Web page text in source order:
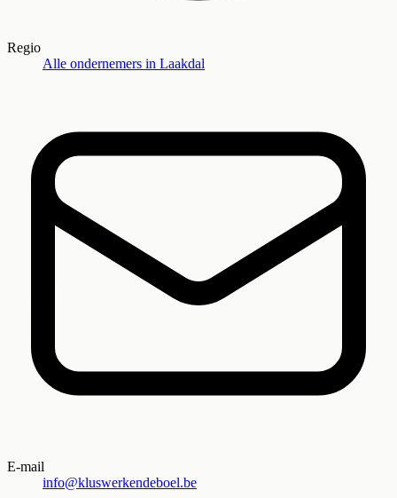
Regio
Alle ondernemers in Laakdal
E-mail
info@kluswerkendeboel.be